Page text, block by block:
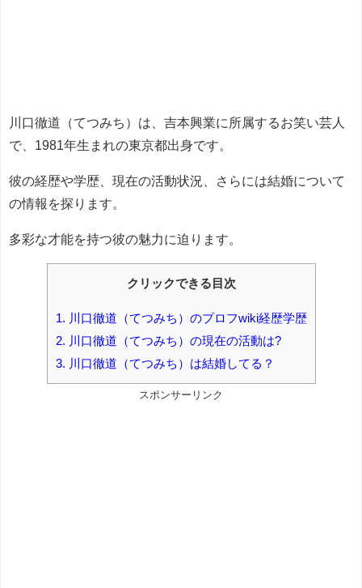
川口徹道（てつみち）は、吉本興業に所属するお笑い芸人
で、1981年生まれの東京都出身です。
彼の経歴や学歴、現在の活動状況、さらには結婚について
の情報を探ります。
多彩な才能を持つ彼の魅力に迫ります。
クリックできる目次
1. 川口徹道（てつみち）のプロフwiki経歴学歴
2. 川口徹道（てつみち）の現在の活動は?
3. 川口徹道（てつみち）は結婚してる？
スポンサーリンク